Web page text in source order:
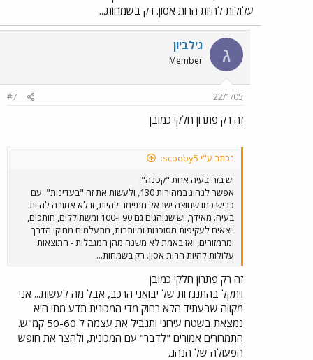
עלולות להיות הרות אסון. רק בשמחות...
ג גילביון
Member
22/1/05
#7
זה רק פתרון חלקי כמובן
נכתב ע"י scooby5:
יש בזה בעיה אחת "קטנה":
אפשר לנהוג במהירות 130, ולעשות את זה "בעדינות". עם
כביש כמו שחוצה ישראל מתיימר להיות, זו לא אמורה להיות
בעיה. מאידך, יש שנוהגים גם 90 ו-100 ומשתוללים, חותכים,
יוצאים לעקיפות מסוכנות ומיותרות, מתעלמים מחוקי הדרך
ומרמזורים, ואז באמת לא משנה מהן המגבלות - התוצאות
עלולות להיות הרות אסון. רק בשמחות...
זה רק פתרון חלקי כמובן
ויתקל בהתנגדות של יבואני הרכב, אבל מה לעשות... אני
מקווה שבעתיד הלא רחוק מדי המכונית תדע מתי היא
נמצאת בשטח עירוני ותגביל את עצמה ל 50-60 קמ"ש.
התמרורים אמורים "לדבר" עם המכונית, ולהצר את חופש
הפעולה של הנהג.